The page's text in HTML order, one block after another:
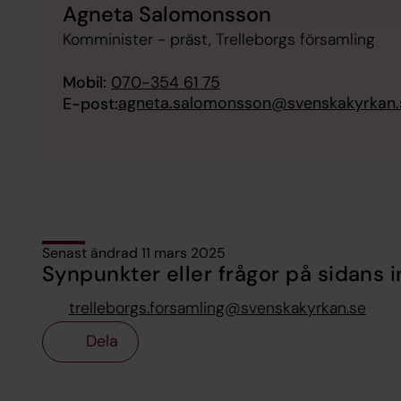
Agneta Salomonsson
Komminister - präst, Trelleborgs församling
Mobil: 070-354 61 75
E-post:
Senast ändrad 11 mars 2025
Synpunkter eller frågor på sidans
trelleborgs.forsamling@svenskakyrkan.se
Dela